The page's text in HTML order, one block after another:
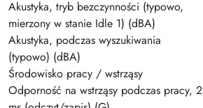
Akustyka, tryb bezczynności (typowo,
mierzony w stanie Idle 1) (dBA)
Akustyka, podczas wyszukiwania
(typowo) (dBA)
Środowisko pracy / wstrząsy
Odporność na wstrząsy podczas pracy, 2